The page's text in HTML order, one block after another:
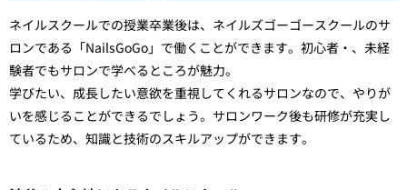
ネイルスクールでの授業卒業後は、ネイルズゴーゴースクールのサ
ロンである「NailsGoGo」で働くことができます。初心者・、未経
験者でもサロンで学べるところが魅力。
学びたい、成長したい意欲を重視してくれるサロンなので、やりが
いを感じることができるでしょう。サロンワーク後も研修が充実し
ているため、知識と技術のスキルアップができます。